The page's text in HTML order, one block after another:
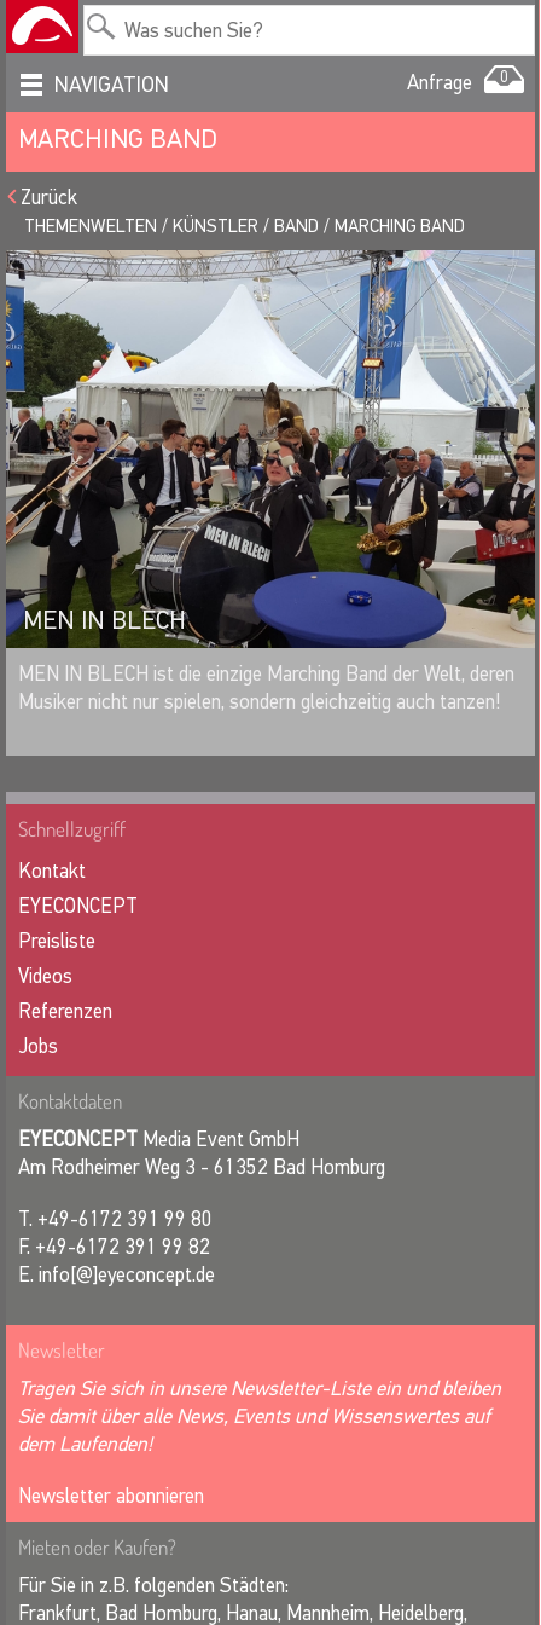
NAVIGATION Anfrage 0
MARCHING BAND
Zurück
THEMENWELTEN KÜNSTLER BAND MARCHING BAND
MEN IN BLECH
MERKEN
MEN IN BLECH ist die einzige Marching Band der Welt, deren
Musiker nicht nur spielen, sondern gleichzeitig auch tanzen!
Schnellzugriff
Kontakt
EYECONCEPT
Preisliste
Videos
Referenzen
Jobs
Kontaktdaten
EYECONCEPT Media Event GmbH
Am Rodheimer Weg 3 - 61352 Bad Homburg
T. +49-6172 391 99 80
F. +49-6172 391 99 82
E. info[@]eyeconcept.de
Newsletter
Tragen Sie sich in unsere Newsletter-Liste ein und bleiben
Sie damit über alle News, Events und Wissenswertes auf
dem Laufenden!
Newsletter abonnieren
Mieten oder Kaufen?
Für Sie in z.B. folgenden Städten:
Frankfurt, Bad Homburg, Hanau, Mannheim, Heidelberg,